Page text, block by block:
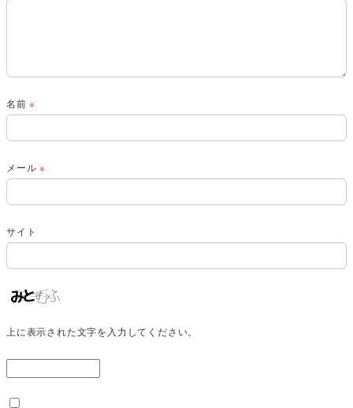
名前※
メール※
サイト
上に表示された文字を入力してください。